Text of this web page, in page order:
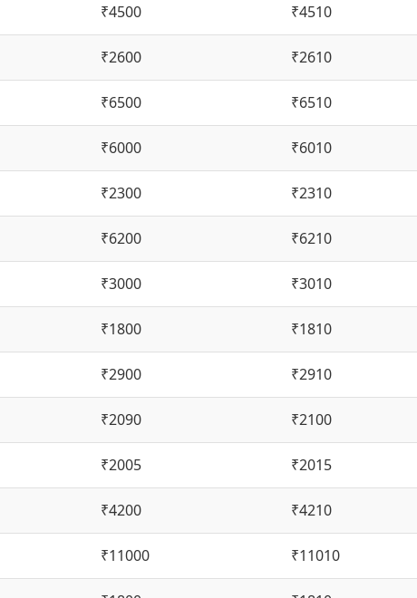
₹4500 ₹4510
₹2600 ₹2610
₹6500 ₹6510
₹6000 ₹6010
₹2300 ₹2310
₹6200 ₹6210
₹3000 ₹3010
₹1800 ₹1810
₹2900 ₹2910
₹2090 ₹2100
₹2005 ₹2015
₹4200 ₹4210
₹11000 ₹11010